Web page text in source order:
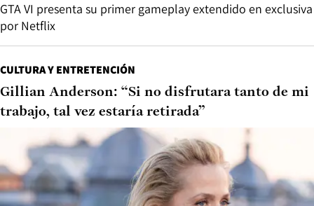
GTA VI presenta su primer gameplay extendido en exclusiva
por Netflix
CULTURA Y ENTRETENCIÓN
Gillian Anderson: “Si no disfrutara tanto de mi
trabajo, tal vez estaría retirada”